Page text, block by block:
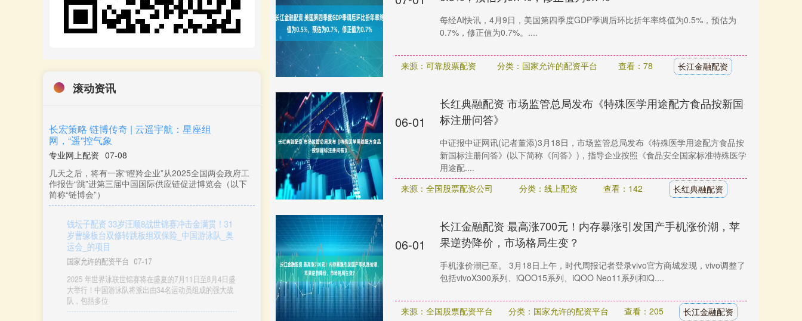
每经AI快讯，4月9日，美国第四季度GDP季调后环比折年率终值为0.5%，预估为
0.7%，修正值为0.7%。....
来源：可靠股票配资 分类：国家允许的配资平台 查看：78 长江金融配资
06-01
长红典融配资 市场监管总局发布《特殊医学用途配方食品按新国
标注册问答》
中证报中证网讯(记者董添)3月18日，市场监管总局发布《特殊医学用途配方食品按
新国标注册问答》(以下简称《问答》)，指导企业按照《食品安全国家标准特殊医学
用途配....
来源：全国股票配资公司
分类：线上配资 查看：142 长红典融配资
06-01
长江金融配资 最高涨700元！内存暴涨引发国产手机涨价潮，苹
果逆势降价，市场格局生变？
手机涨价潮已至。 3月18日上午，时代周报记者登录vivo官方商城发现，vivo调整了
包括vivoX300系列、iQOO15系列、iQOO Neo11系列和iQ....
来源：全国股票配资平台 分类：国家允许的配资平台 查看：205 长江金融配资
滚动资讯
长宏策略 链博传奇 | 云遥宇航：星座组
网，“遥”控气象
专业网上配资 07-08
几天之后，将有一家“瞪羚企业”从2025全国两会政府工
作报告“跳”进第三届中国国际供应链促进博览会（以下
简称“链博会”）
钱坛子配资 33岁汪顺8战世锦赛冲击金满贯！31
岁曹缘板台双修转跳板组双保险_中国游泳队_奥
运会_的项目
国家允许的配资平台
07-17
2025 年世界泳联世锦赛将在盛夏的7月11日至8月4日盛
大举行！中国游泳队将派出由34名运动员组成的强大战
队，包括多位